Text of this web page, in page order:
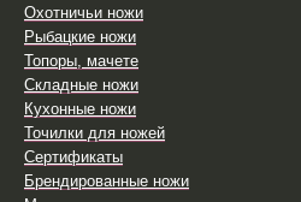
Охотничьи ножи
Рыбацкие ножи
Топоры, мачете
Складные ножи
Кухонные ножи
Точилки для ножей
Сертификаты
Брендированные ножи